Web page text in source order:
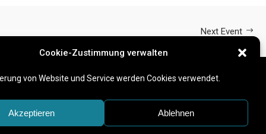
Cookie-Zustimmung verwalten
von Website und Service werden Cookies verwendet.
Akzeptieren Ablehnen
Next Event